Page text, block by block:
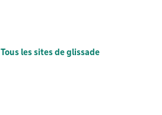
Tous les sites de glissade